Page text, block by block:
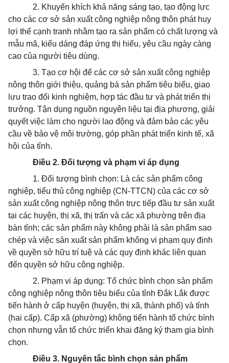
2. Khuyến khích khả năng sáng tạo, tạo động lực
cho các cơ sở sản xuất công nghiệp nông thôn phát huy
lợi thế cạnh tranh nhằm tạo ra sản phẩm có chất lượng và
mẫu mã, kiểu dáng đáp ứng thị hiếu, yêu cầu ngày càng
cao của người tiêu dùng.
3. Tạo cơ hội để các cơ sở sản xuất công nghiệp
nông thôn giới thiệu, quảng bá sản phẩm tiêu biểu, giao
lưu trao đổi kinh nghiệm, hợp tác đầu tư và phát triển thị
trưởng. Tận dụng nguồn nguyên liệu tại địa phương, giải
quyết việc làm cho người lao động và đảm bảo các yêu
cầu về bảo vệ môi trường, góp phần phát triển kinh tế, xã
hội của tỉnh.
Điều 2. Đối tượng và phạm vi áp dụng
1. Đối tượng bình chọn: Là các sản phẩm công
nghiệp, tiểu thủ công nghiệp (CN-TTCN) của các cơ sở
sản xuất công nghiệp nông thôn trực tiếp đầu tư sản xuất
tại các huyện, thị xã, thị trấn và các xã phường trên địa
bàn tỉnh; các sản phẩm này không phải là sản phẩm sao
chép và việc sản xuất sản phẩm không vi phạm quy định
về quyền sở hữu trí tuệ và các quy định khác liên quan
đến quyền sở hữu công nghiệp.
2. Phạm vi áp dụng: Tổ chức bình chọn sản phẩm
công nghiệp nông thôn tiêu biểu của tỉnh Đắk Lắk được
tiến hành ở cấp huyện (huyện, thị xã, thành phố) và tỉnh
(hai cấp). Cấp xã (phường) không tiến hành tổ chức bình
chọn nhưng vẫn tổ chức triển khai đăng ký tham gia bình
chọn.
Điều 3. Nguyên tắc bình chọn sản phẩm